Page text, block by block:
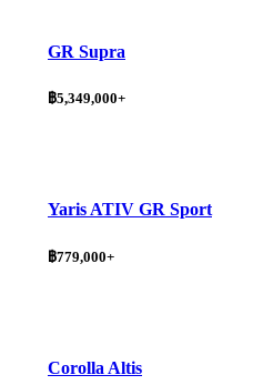
GR Supra
฿5,349,000+
Yaris ATIV GR Sport
฿779,000+
Corolla Altis